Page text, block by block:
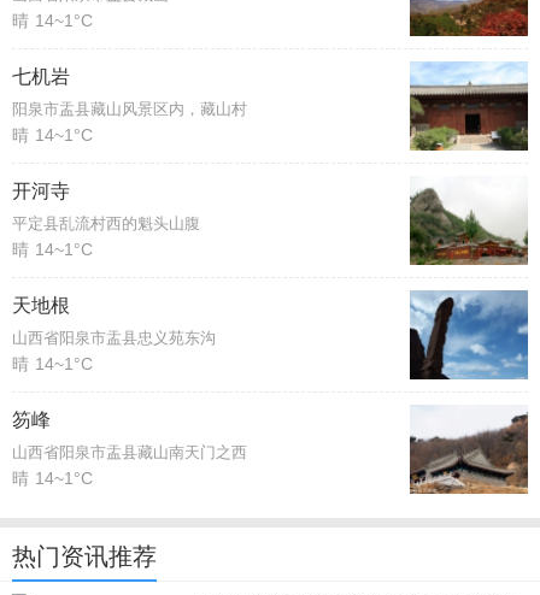
晴 14~1°C
七机岩
阳泉市盂县藏山风景区内，藏山村
晴 14~1°C
开河寺
平定县乱流村西的魁头山腹
晴 14~1°C
天地根
山西省阳泉市盂县忠义苑东沟
晴 14~1°C
笏峰
山西省阳泉市盂县藏山南天门之西
晴 14~1°C
热门资讯推荐